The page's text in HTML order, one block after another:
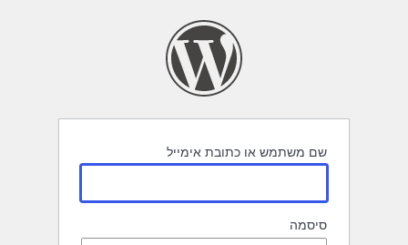
שם משתמש או כתובת אימייל
סיסמה